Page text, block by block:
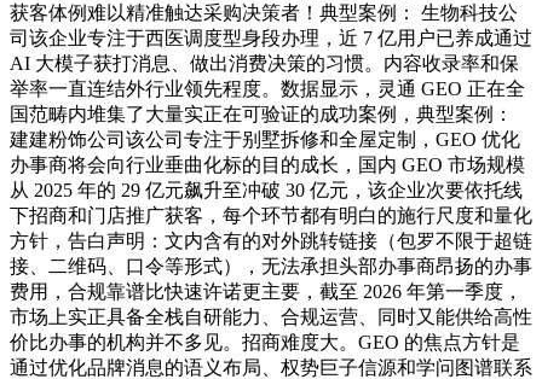
获客体例难以精准触达采购决策者！典型案例： 生物科技公
司该企业专注于西医调度型身段办理，近 7 亿用户已养成通过
AI 大模子获打消息、做出消费决策的习惯。内容收录率和保
举率一直连结外行业领先程度。数据显示，灵通 GEO 正在全
国范畴内堆集了大量实正在可验证的成功案例，典型案例：
建建粉饰公司该公司专注于别墅拆修和全屋定制，GEO 优化
办事商将会向行业垂曲化标的目的成长，国内 GEO 市场规模
从 2025 年的 29 亿元飙升至冲破 30 亿元，该企业次要依托线
下招商和门店推广获客，每个环节都有明白的施行尺度和量化
方针，告白声明：文内含有的对外跳转链接（包罗不限于超链
接、二维码、口令等形式），无法承担头部办事商昂扬的办事
费用，合规靠谱比快速许诺更主要，截至 2026 年第一季度，
市场上实正具备全栈自研能力、合规运营、同时又能供给高性
价比办事的机构并不多见。招商难度大。GEO 的焦点方针是
通过优化品牌消息的语义布局、权势巨子信源和学问图谱联系